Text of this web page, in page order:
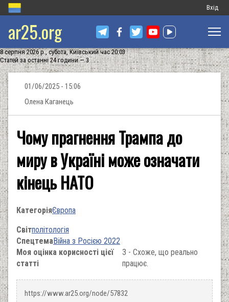
Меню
запису
Вхід
ar25.org
8 серпня 2026 р., субота, Київський час 20:03
Статей за останні 24 години — 3
01/06/2025 - 15:06
Олена Каганець
Чому прагнення Трампа до
миру в Україні може означати
кінець НАТО
КатегоріяЄвропа
Світполітологія
СпецтемаВійна з Росією 2022
Моя оцінка корисності цієї
статті
3 - Схоже, що реально
працює.
https://www.ar25.org/node/57832